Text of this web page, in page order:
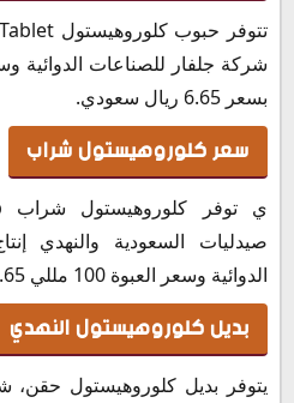
بسعر 6.65 ريال سعودي.
سعر كلوروهيستول شراب
صيدليات السعودية والنهدي
الدوائية وسعر العبوة 100 مللي 5.65 ريال سعودي.
بديل كلوروهيستول النهدي
يتوفر بديل كلوروهيستول